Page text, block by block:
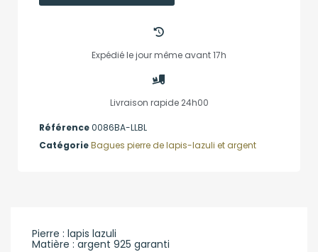
Expédié le jour même avant 17h
Livraison rapide 24h00
Référence0086BA-LLBL
CatégorieBagues pierre de lapis-lazuli et argent
Pierre : lapis lazuli
Matière : argent 925 garanti